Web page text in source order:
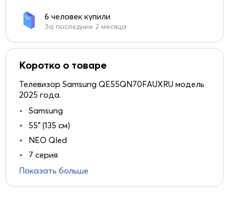
6 человек купили
За последние 2 месяца
Коротко о товаре
Телевизор Samsung QE55QN70FAUXRU модель
2025 года.
Samsung
55" (135 см)
NEO Qled
7 серия
Показать больше